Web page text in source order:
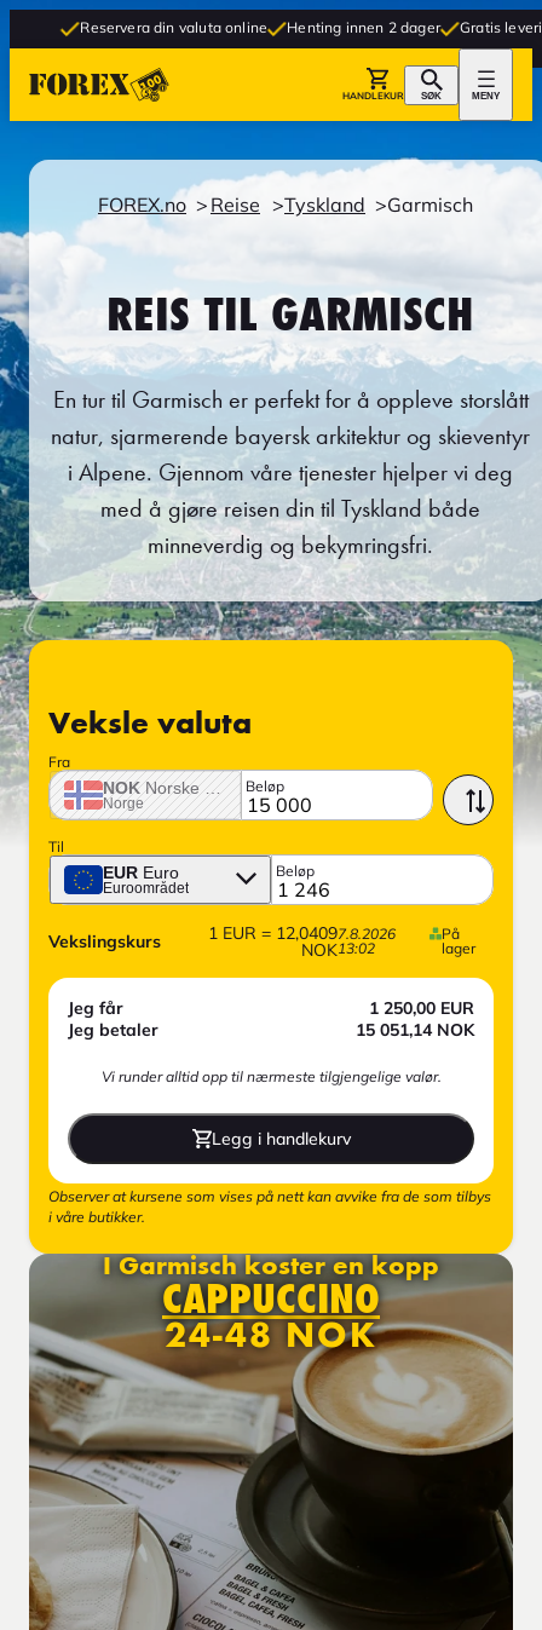
Reservera din valuta online Henting innen 2 dager Gratis levering til
HANDLEKURV SØK MENY
FOREX.no Reise Tyskland Garmisch
REIS TIL GARMISCH
En tur til Garmisch er perfekt for å oppleve storslått
natur, sjarmerende bayersk arkitektur og skieventyr
i Alpene. Gjennom våre tjenester hjelper vi deg
med å gjøre reisen din til Tyskland både
minneverdig og bekymringsfri.
Veksle valuta
Fra
NOK Norske krone
Norge
Beløp
Til
EUR Euro
Euroområdet
Beløp
Vekslingskurs 1 EUR = 12,0409
NOK
7.8.2026
13:02
På
lager
Jeg får 1 250,00 EUR
Jeg betaler
15 051,14 NOK
Vi runder alltid opp til nærmeste tilgjengelige valør.
Legg i handlekurv
Observer at kursene som vises på nett kan avvike fra de som tilbys
i våre butikker.
I Garmisch koster en kopp
CAPPUCCINO
24-48 NOK